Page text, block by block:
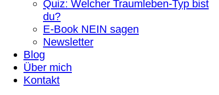
Quiz: Welcher Traumleben-Typ bist
du?
E-Book NEIN sagen
Newsletter
Blog
Über mich
Kontakt